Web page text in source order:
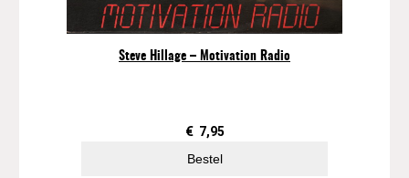
Steve Hillage – Motivation Radio
€ 7,95
Bestel